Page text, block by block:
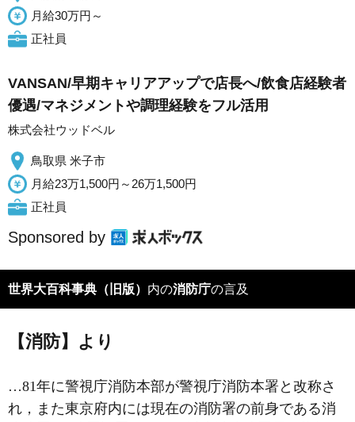
月給30万円～
正社員
VANSAN/早期キャリアアップで店長へ/飲食店経験者
優遇/マネジメントや調理経験をフル活用
株式会社ウッドベル
鳥取県 米子市
月給23万1,500円～26万1,500円
正社員
Sponsored by
世界大百科事典（旧版） 内の消防庁の言及
【消防】より
…81年に警視庁消防本部が警視庁消防本署と改称さ
れ，また東京府内には現在の消防署の前身である消